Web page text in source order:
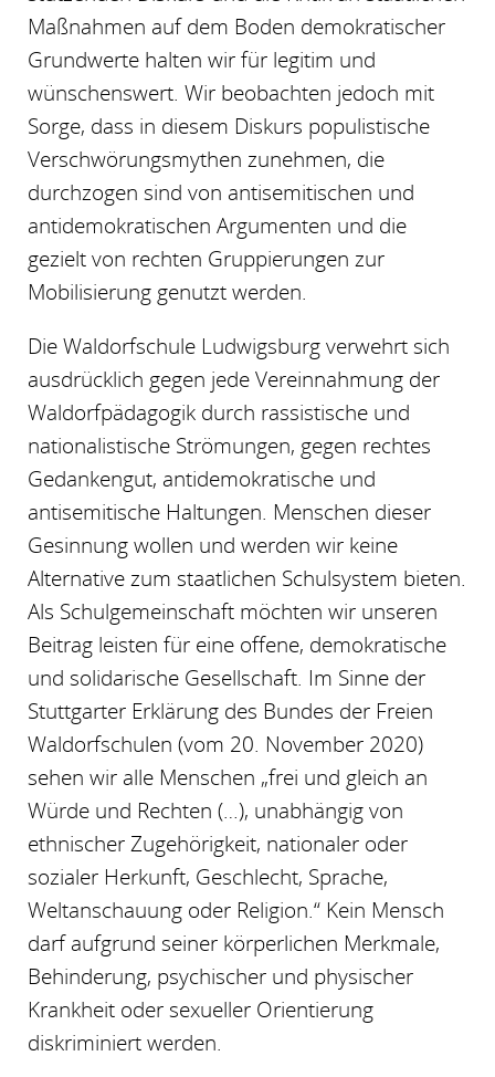
Maßnahmen auf dem Boden demokratischer
Grundwerte halten wir für legitim und
wünschenswert. Wir beobachten jedoch mit
Sorge, dass in diesem Diskurs populistische
Verschwörungsmythen zunehmen, die
durchzogen sind von antisemitischen und
antidemokratischen Argumenten und die
gezielt von rechten Gruppierungen zur
Mobilisierung genutzt werden.
Die Waldorfschule Ludwigsburg verwehrt sich
ausdrücklich gegen jede Vereinnahmung der
Waldorfpädagogik durch rassistische und
nationalistische Strömungen, gegen rechtes
Gedankengut, antidemokratische und
antisemitische Haltungen. Menschen dieser
Gesinnung wollen und werden wir keine
Alternative zum staatlichen Schulsystem bieten.
Als Schulgemeinschaft möchten wir unseren
Beitrag leisten für eine offene, demokratische
und solidarische Gesellschaft. Im Sinne der
Stuttgarter Erklärung des Bundes der Freien
Waldorfschulen (vom 20. November 2020)
sehen wir alle Menschen „frei und gleich an
Würde und Rechten (…), unabhängig von
ethnischer Zugehörigkeit, nationaler oder
sozialer Herkunft, Geschlecht, Sprache,
Weltanschauung oder Religion.“ Kein Mensch
darf aufgrund seiner körperlichen Merkmale,
Behinderung, psychischer und physischer
Krankheit oder sexueller Orientierung
diskriminiert werden.